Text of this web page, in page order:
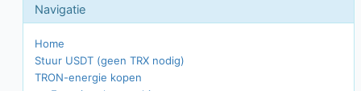
Home
Stuur USDT (geen TRX nodig)
TRON-energie kopen